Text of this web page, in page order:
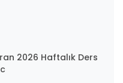
2026 Haftalık Ders